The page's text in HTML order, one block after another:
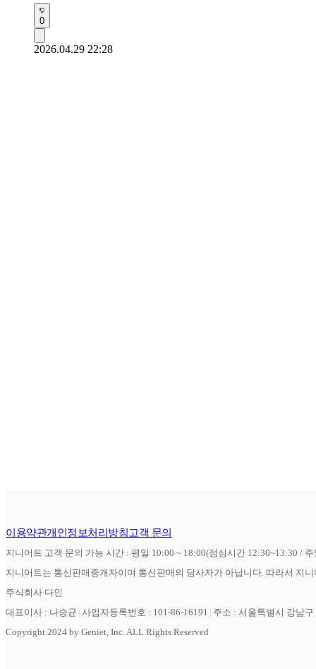
0
2026.04.29 22:28
이용약관개인정보처리방침고객 문의
지니어트 고객 문의 가능 시간 : 평일 10:00 ~ 18:00(점심시간 12:30~13:30 /
지니어트는 통신판매중개자이며 통신판매의 당사자가 아닙니다. 따라서 지
주식회사 다인
대표이사 : 나승균 사업자등록번호 : 101-86-16191
주소 : 서울특별시 강남
Copyright 2024 by Geniet, Inc. ALL Rights Reserved